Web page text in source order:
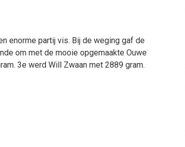
enorme partij vis. Bij de weging gaf de
om met de mooie opgemaakte Ouwe
3e werd Will Zwaan met 2889 gram.